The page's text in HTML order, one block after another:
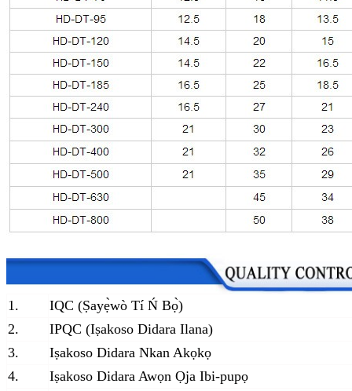
1.
IQC (Ṣayẹ̀wò Tí Ń Bọ̀)
2.
IPQC (Iṣakoso Didara Ilana)
3.
Iṣakoso Didara Nkan Akọkọ
4.
Iṣakoso Didara Awọn Ọja Ibi-pupọ